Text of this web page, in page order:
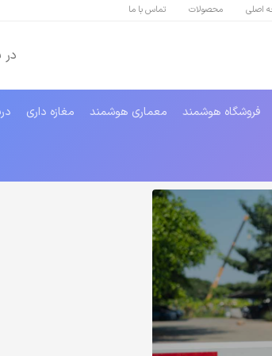
اصلی محصولات تماس با ما
فروشگاه هوشمند معماری هوشمند مغازه داری